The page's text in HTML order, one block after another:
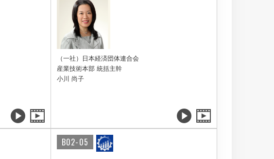
（一社）日本経済団体連合会
産業技術本部 統括主幹
小川 尚子
B02-05